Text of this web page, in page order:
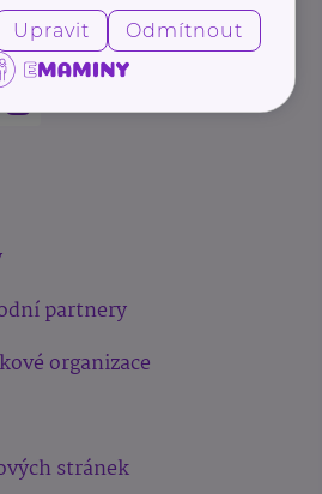
partnery
organizace
stránek
Upravit Odmítnout